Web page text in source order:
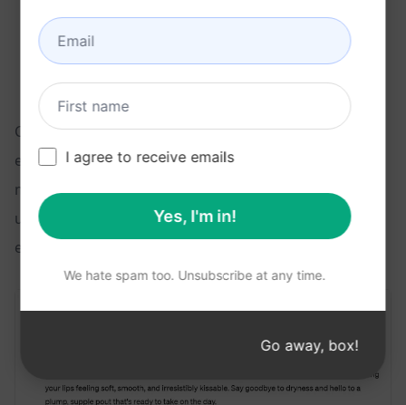
Saisissez un nom de produit ou une catégorie.
Cliquez sur le boutonEnvoyer un message
ChatGPT génère des suggestions de textes. Veillez à
effectuer plusieurs itérations et à rassembler les
meilleurs éléments de chaque itération. Si vous avez
un plan payant , cliquez sur le bouton
Style d’écriture
et expérimentez différents tons.
I agree to receive emails
Yes, I'm in!
We hate spam too. Unsubscribe at any time.
Go away, box!